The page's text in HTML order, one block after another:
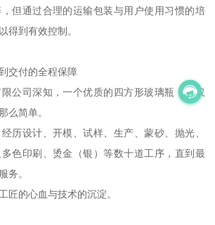
但通过合理的运输包装与用户使用习惯的培
得到有效控制。
交付的全程保障
公司深知，一个优质的四方形玻璃瓶，不仅
么简单。
历设计、开模、试样、生产、蒙砂、抛光、
色印刷、烫金（银）等数十道工序，直到最
务。
匠的心血与技术的沉淀。